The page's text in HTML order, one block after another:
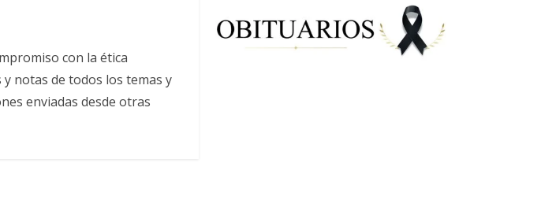
con la ética
notas de todos los temas y
enviadas desde otras